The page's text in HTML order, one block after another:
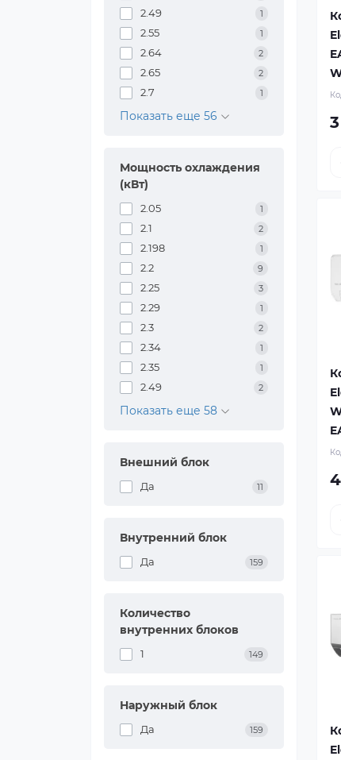
2.49 1
2.55 1
2.64 2
2.65 2
2.7 1
Показать еще 56
Мощность охлаждения
(кВт)
2.05 1
2.1 2
2.198 1
2.2 9
2.25 3
2.29 1
2.3 2
2.34 1
2.35 1
2.49 2
Показать еще 58
Внешний блок
Да 11
Внутренний блок
Да 159
Количество
внутренних блоков
1 149
Наружный блок
Да 159